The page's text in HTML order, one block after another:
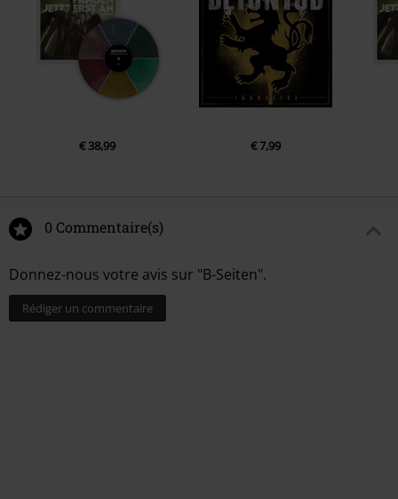
Traum von Freiheit (Stromlos)
Für immer das Problem
Wahrheit
Komm in meine Arme
€ 38,99
€ 7,99
0 Commentaire(s)
Donnez-nous votre avis sur "B-Seiten".
Rédiger un commentaire